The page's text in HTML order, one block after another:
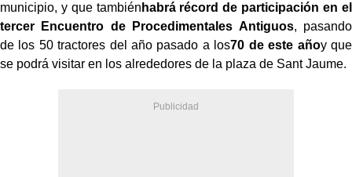
municipio, y que también habrá récord de participación en el
tercer Encuentro de Procedimentales Antiguos, pasando
de los 50 tractores del año pasado a los70 de este añoy que
se podrá visitar en los alrededores de la plaza de Sant Jaume.